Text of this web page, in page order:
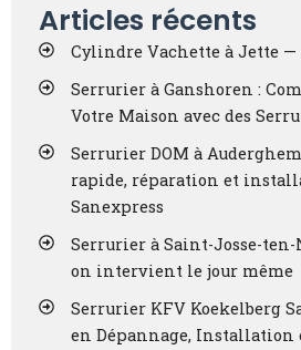
Articles récents
Cylindre Vachette à Jette
Serrurier à Ganshoren :
Votre Maison avec des
Serrurier DOM à
rapide, réparation et
Sanexpress
Serrurier à Saint-Josse-ten-
on intervient le jour même
Serrurier KFV Koekelberg
en Dépannage, Installation